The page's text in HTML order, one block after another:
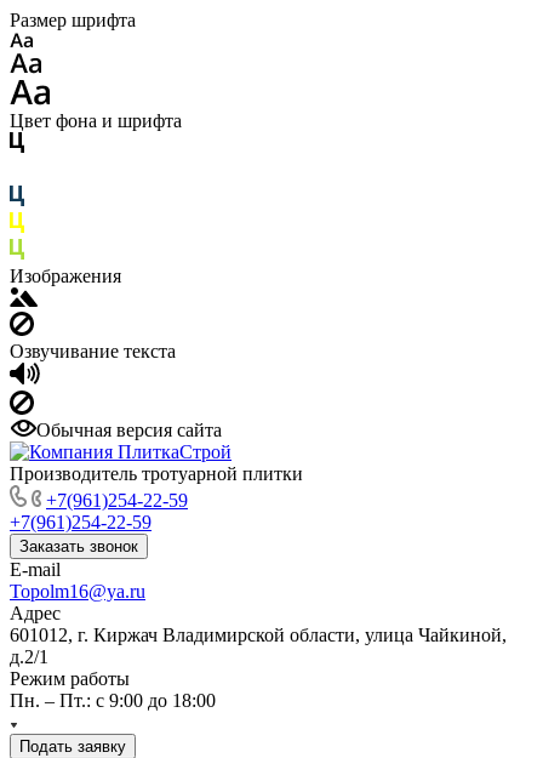
Размер шрифта
Цвет фона и шрифта
Изображения
Озвучивание текста
Обычная версия сайта
Производитель тротуарной плитки
+7(961)254-22-59
+7(961)254-22-59
Заказать звонок
E-mail
Topolm16@ya.ru
Адрес
601012, г. Киржач Владимирской области, улица Чайкиной,
д.2/1
Режим работы
Пн. – Пт.: с 9:00 до 18:00
Подать заявку